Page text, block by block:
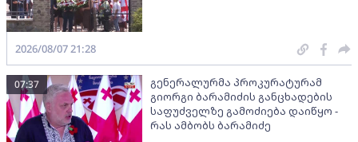
2026/08/07 21:28
გენერალურმა პროკურატურამ
გიორგი ბარამიძის განცხადების
საფუძველზე გამოძიება დაიწყო -
რას ამბობს ბარამიძე
07:37